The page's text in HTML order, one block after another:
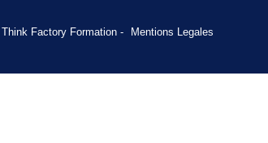
Factory Formation - Mentions Legales